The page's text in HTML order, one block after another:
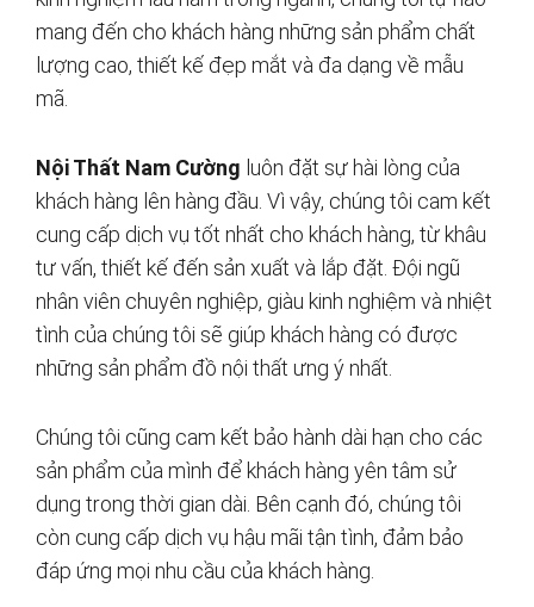
mang đến cho khách hàng những sản phẩm chất
lượng cao, thiết kế đẹp mắt và đa dạng về mẫu
mã.
Nội Thất Nam Cường luôn đặt sự hài lòng của
khách hàng lên hàng đầu. Vì vậy, chúng tôi cam kết
cung cấp dịch vụ tốt nhất cho khách hàng, từ khâu
tư vấn, thiết kế đến sản xuất và lắp đặt. Đội ngũ
nhân viên chuyên nghiệp, giàu kinh nghiệm và nhiệt
tình của chúng tôi sẽ giúp khách hàng có được
những sản phẩm đồ nội thất ưng ý nhất.
Chúng tôi cũng cam kết bảo hành dài hạn cho các
sản phẩm của mình để khách hàng yên tâm sử
dụng trong thời gian dài. Bên cạnh đó, chúng tôi
còn cung cấp dịch vụ hậu mãi tận tình, đảm bảo
đáp ứng mọi nhu cầu của khách hàng.